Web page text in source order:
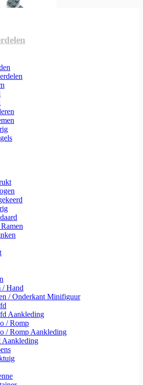
/ Hand
/ Onderkant Minifiguur
Aankleding
/ Romp
/ Romp Aankleding
Aankleding